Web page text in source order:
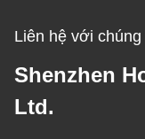
Liên hệ với chúng
Shenzhen
Ltd.